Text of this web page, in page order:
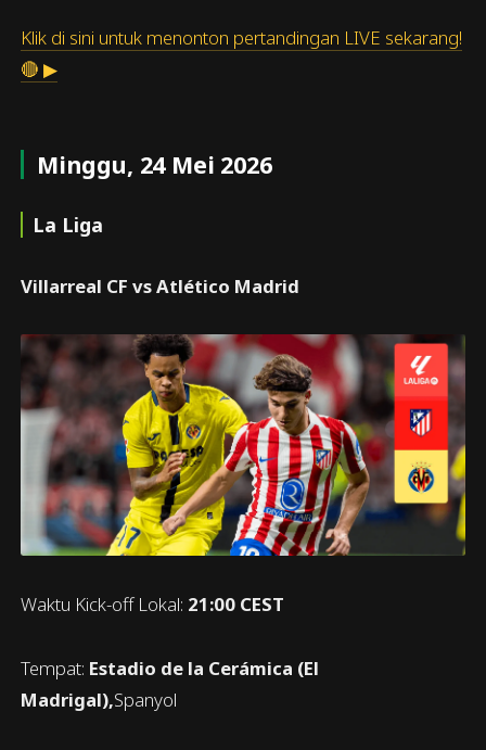
Klik di sini untuk menonton pertandingan LIVE sekarang!
🔴 ▶
Minggu, 24 Mei 2026
La Liga
Villarreal CF vs Atlético Madrid
Waktu Kick-off Lokal: 21:00 CEST
Tempat: Estadio de la Cerámica (El
Madrigal),Spanyol